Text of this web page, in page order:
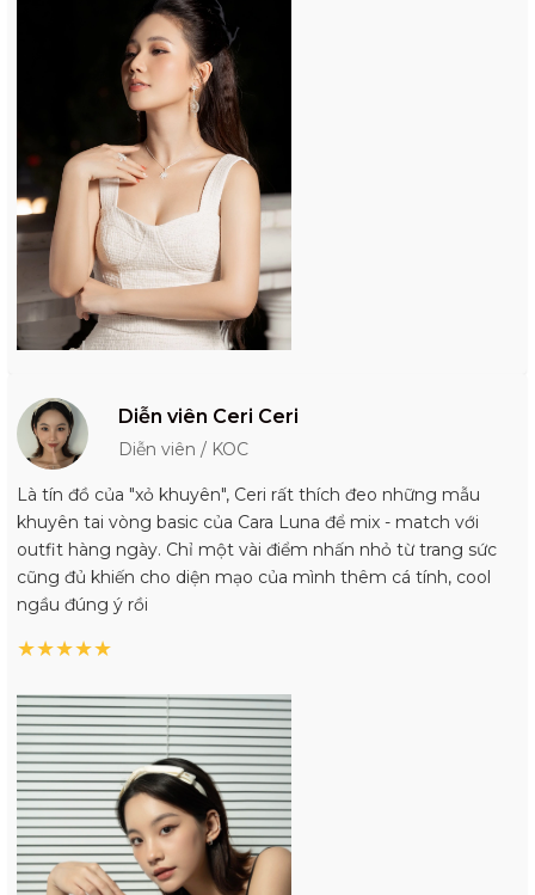
Diễn viên Ceri Ceri
Diễn viên / KOC
Là tín đồ của "xỏ khuyên", Ceri rất thích đeo những mẫu
khuyên tai vòng basic của Cara Luna để mix - match với
outfit hàng ngày. Chỉ một vài điểm nhấn nhỏ từ trang sức
cũng đủ khiến cho diện mạo của mình thêm cá tính, cool
ngầu đúng ý rồi
★★★★★